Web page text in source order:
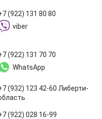
(922) 131 80 80
viber
(922) 131 70 70
WhatsApp
(932) 123 42-60 Либерти-
(922) 028 16-99